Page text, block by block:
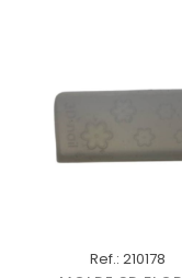
Ref.: 210178